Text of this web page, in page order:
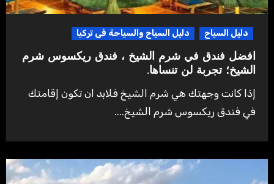
دليل السياح دليل السياح والسياحة فى تركيا
افضل فندق في شرم الشيخ ، فندق ريكسوس شرم
الشيخ؛ تجربة لن تنساها.
في فندق ريكسوس شرم الشيخ....